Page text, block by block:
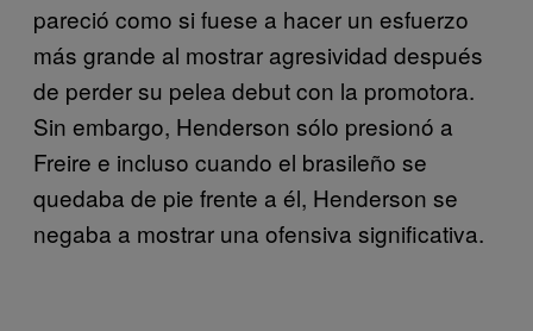
pareció como si fuese a hacer un esfuerzo
más grande al mostrar agresividad después
de perder su pelea debut con la promotora.
Sin embargo, Henderson sólo presionó a
Freire e incluso cuando el brasileño se
quedaba de pie frente a él, Henderson se
negaba a mostrar una ofensiva significativa.